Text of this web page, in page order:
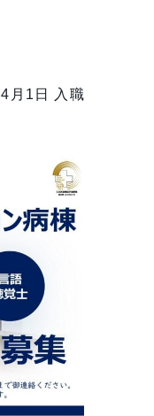
月1日 入職